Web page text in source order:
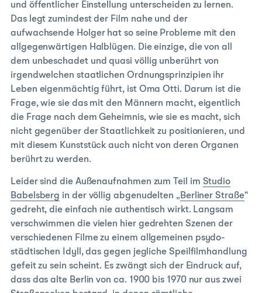
und öffentlicher Einstellung unterscheiden zu lernen.
Das legt zumindest der Film nahe und der
aufwachsende Holger hat so seine Probleme mit den
allgegenwärtigen Halblügen. Die einzige, die von all
dem unbeschadet und quasi völlig unberührt von
irgendwelchen staatlichen Ordnungsprinzipien ihr
Leben eigenmächtig führt, ist Oma Otti. Darum ist die
Frage, wie sie das mit den Männern macht, eigentlich
die Frage nach dem Geheimnis, wie sie es macht, sich
nicht gegenüber der Staatlichkeit zu positionieren, und
mit diesem Kunststück auch nicht von deren Organen
berührt zu werden.
Leider sind die Außenaufnahmen zum Teil im Studio
Babelsberg in der völlig abgenudelten „ Berliner Straße“
gedreht, die einfach nie authentisch wirkt. Langsam
verschwimmen die vielen hier gedrehten Szenen der
verschiedenen Filme zu einem allgemeinen psydo-
städtischen Idyll, das gegen jegliche Speilfilmhandlung
gefeit zu sein scheint. Es zwängt sich der Eindruck auf,
dass das alte Berlin von ca. 1900 bis 1970 nur aus zwei